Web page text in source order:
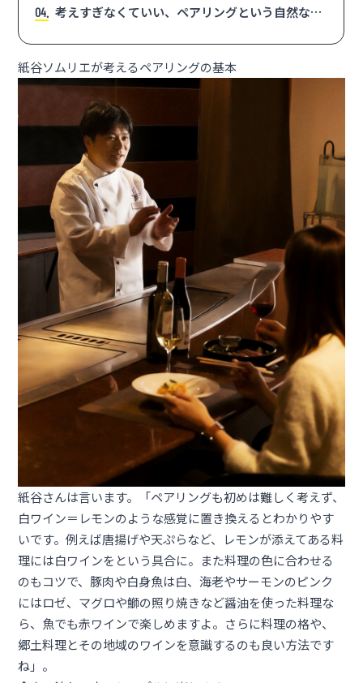
4 考えすぎなくていい、ペアリングという自然な流
紙谷ソムリエが考えるペアリングの基本
紙谷さんは言います。「ペアリングも初めは難しく考えず、
白ワイン＝レモンのような感覚に置き換えるとわかりやす
いです。例えば唐揚げや天ぷらなど、レモンが添えてある料
理には白ワインをという具合に。また料理の色に合わせる
のもコツで、豚肉や白身魚は白、海老やサーモンのピンク
にはロゼ、マグロや鰤の照り焼きなど醤油を使った料理な
ら、魚でも赤ワインで楽しめますよ。さらに料理の格や、
郷土料理とその地域のワインを意識するのも良い方法です
ね」。